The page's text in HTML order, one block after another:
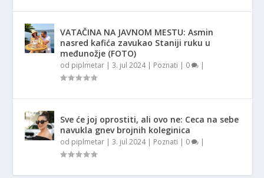
VATAČINA NA JAVNOM MESTU: Asmin
nasred kafića zavukao Staniji ruku u
međunožje (FOTO)
od piplmetar |3. jul 2024| Poznati | 0 |
Sve će joj oprostiti, ali ovo ne: Ceca na sebe
navukla gnev brojnih koleginica
od piplmetar |3. jul 2024| Poznati | 0 |